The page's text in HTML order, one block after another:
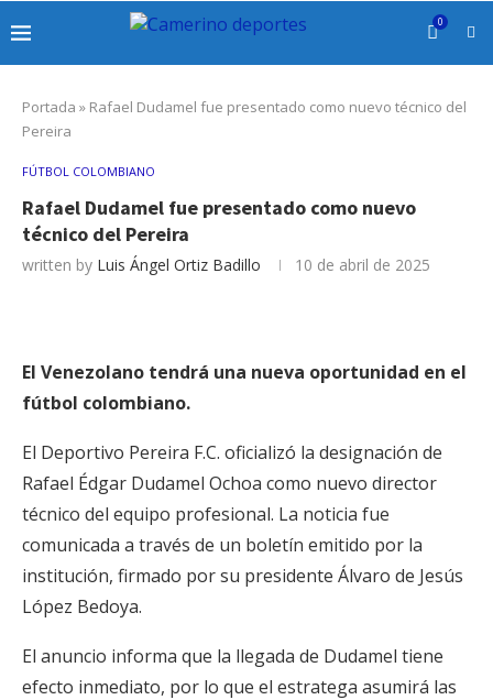
0
Portada » Rafael Dudamel fue presentado como nuevo técnico del
Pereira
FÚTBOL COLOMBIANO
Rafael Dudamel fue presentado como nuevo
técnico del Pereira
written by Luis Ángel Ortiz Badillo 10 de abril de 2025
El Venezolano tendrá una nueva oportunidad en el
fútbol colombiano.
El Deportivo Pereira F.C. oficializó la designación de
Rafael Édgar Dudamel Ochoa como nuevo director
técnico del equipo profesional. La noticia fue
comunicada a través de un boletín emitido por la
institución, firmado por su presidente Álvaro de Jesús
López Bedoya.
El anuncio informa que la llegada de Dudamel tiene
efecto inmediato, por lo que el estratega asumirá las